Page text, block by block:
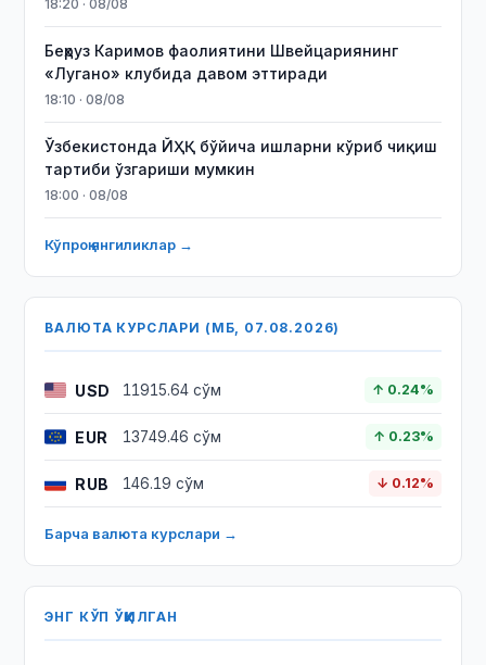
18:20 · 08/08
Беҳруз Каримов фаолиятини Швейцариянинг
«Лугано» клубида давом эттиради
18:10 · 08/08
Ўзбекистонда ЙҲҚ бўйича ишларни кўриб чиқиш
тартиби ўзгариши мумкин
18:00 · 08/08
Кўпроқ янгиликлар →
ВАЛЮТА КУРСЛАРИ (МБ, 07.08.2026)
USD 11915.64 сўм ↑ 0.24%
EUR 13749.46 сўм ↑ 0.23%
RUB 146.19 сўм ↓ 0.12%
Барча валюта курслари →
ЭНГ КЎП ЎҚИЛГАН